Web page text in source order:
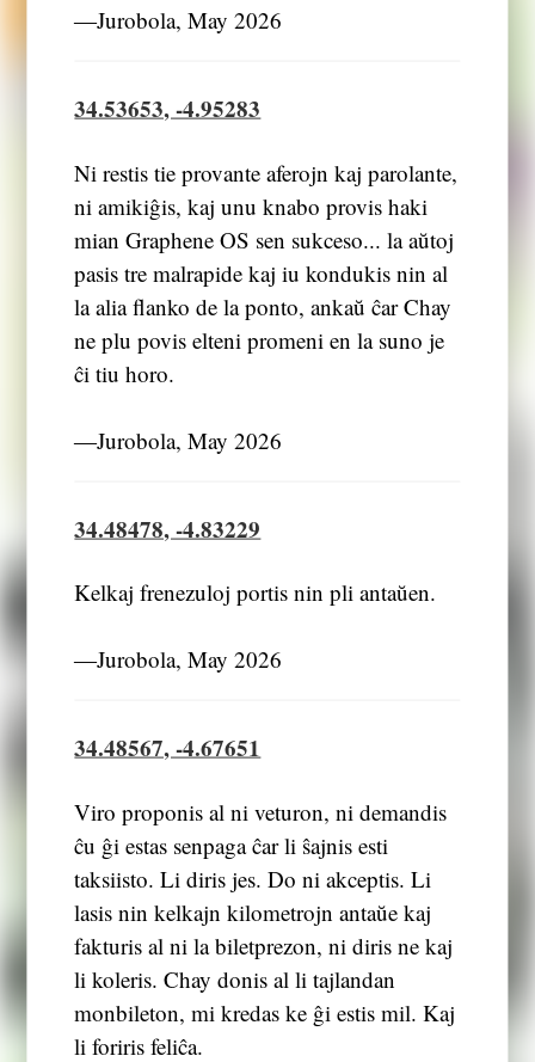
―Jurobola, May 2026
34.53653, -4.95283
Ni restis tie provante aferojn kaj parolante,
ni amikiĝis, kaj unu knabo provis haki
mian Graphene OS sen sukceso... la aŭtoj
pasis tre malrapide kaj iu kondukis nin al
la alia flanko de la ponto, ankaŭ ĉar Chay
ne plu povis elteni promeni en la suno je
ĉi tiu horo.
―Jurobola, May 2026
34.48478, -4.83229
Kelkaj frenezuloj portis nin pli antaŭen.
―Jurobola, May 2026
34.48567, -4.67651
Viro proponis al ni veturon, ni demandis
ĉu ĝi estas senpaga ĉar li ŝajnis esti
taksiisto. Li diris jes. Do ni akceptis. Li
lasis nin kelkajn kilometrojn antaŭe kaj
fakturis al ni la biletprezon, ni diris ne kaj
li koleris. Chay donis al li tajlandan
monbileton, mi kredas ke ĝi estis mil. Kaj
li foriris feliĉa.